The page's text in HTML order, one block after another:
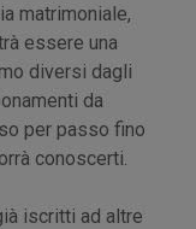
matrimoniale,
essere una
diversi dagli
da
per passo fino
conoscerti.
iscritti ad altre